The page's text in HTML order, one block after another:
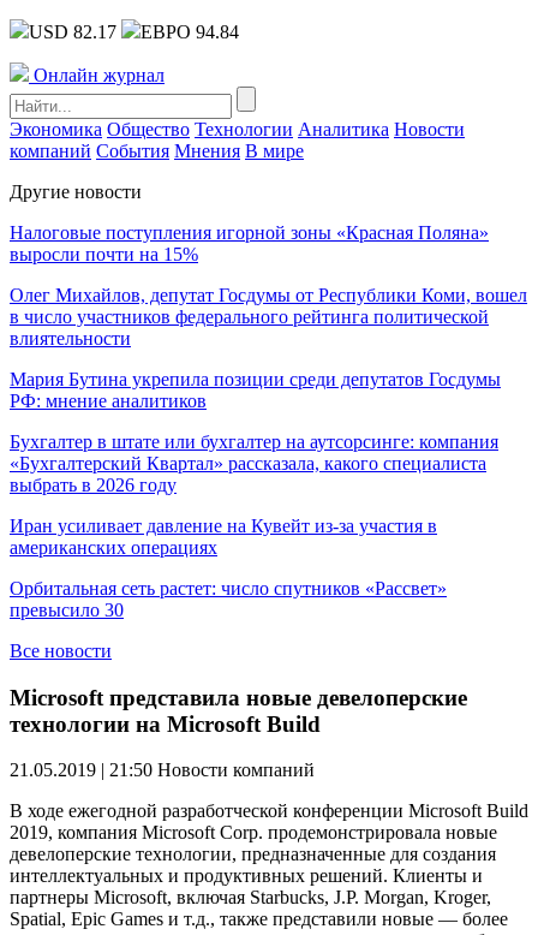
USD 82.17 ЕВРО 94.84
Онлайн журнал
Экономика Общество Технологии Аналитика Новости
компаний События Мнения В мире
Другие новости
Налоговые поступления игорной зоны «Красная Поляна»
выросли почти на 15%
Олег Михайлов, депутат Госдумы от Республики Коми, вошел
в число участников федерального рейтинга политической
влиятельности
Мария Бутина укрепила позиции среди депутатов Госдумы
РФ: мнение аналитиков
Бухгалтер в штате или бухгалтер на аутсорсинге: компания
«Бухгалтерский Квартал» рассказала, какого специалиста
выбрать в 2026 году
Иран усиливает давление на Кувейт из-за участия в
американских операциях
Орбитальная сеть растет: число спутников «Рассвет»
превысило 30
Все новости
Microsoft представила новые девелоперские
технологии на Microsoft Build
21.05.2019 | 21:50 Новости компаний
В ходе ежегодной разработческой конференции Microsoft Build
2019, компания Microsoft Corp. продемонстрировала новые
девелоперские технологии, предназначенные для создания
интеллектуальных и продуктивных решений. Клиенты и
партнеры Microsoft, включая Starbucks, J.P. Morgan, Kroger,
Spatial, Epic Games и т.д., также представили новые — более